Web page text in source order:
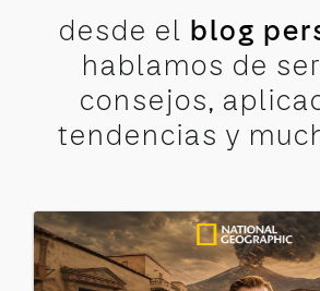
desde el blog
hablamos de
consejos,
tendencias y